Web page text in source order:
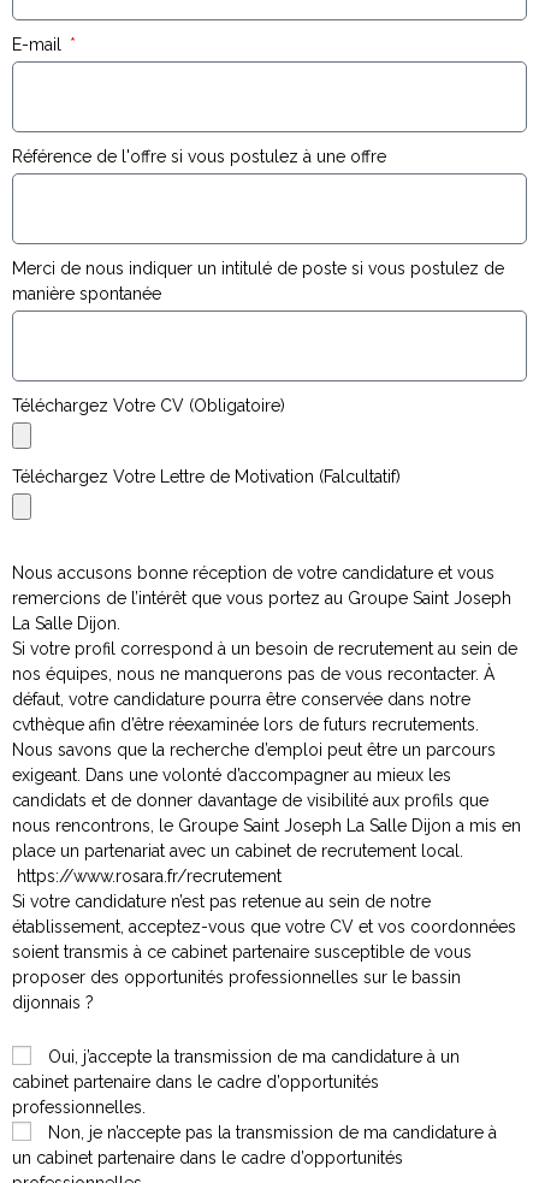
E-mail
Référence de l'offre si vous postulez à une offre
Merci de nous indiquer un intitulé de poste si vous postulez de
manière spontanée
Téléchargez Votre CV (Obligatoire)
Téléchargez Votre Lettre de Motivation (Falcultatif)
Nous accusons bonne réception de votre candidature et vous
remercions de l’intérêt que vous portez au Groupe Saint Joseph
La Salle Dijon.
Si votre profil correspond à un besoin de recrutement au sein de
nos équipes, nous ne manquerons pas de vous recontacter. À
défaut, votre candidature pourra être conservée dans notre
cvthèque afin d’être réexaminée lors de futurs recrutements.
Nous savons que la recherche d’emploi peut être un parcours
exigeant. Dans une volonté d’accompagner au mieux les
candidats et de donner davantage de visibilité aux profils que
nous rencontrons, le Groupe Saint Joseph La Salle Dijon a mis en
place un partenariat avec un cabinet de recrutement local.
https://www.rosara.fr/recrutement
Si votre candidature n’est pas retenue au sein de notre
établissement, acceptez-vous que votre CV et vos coordonnées
soient transmis à ce cabinet partenaire susceptible de vous
proposer des opportunités professionnelles sur le bassin
dijonnais ?
Oui, j’accepte la transmission de ma candidature à un
cabinet partenaire dans le cadre d’opportunités
professionnelles.
Non, je n’accepte pas la transmission de ma candidature à
un cabinet partenaire dans le cadre d’opportunités